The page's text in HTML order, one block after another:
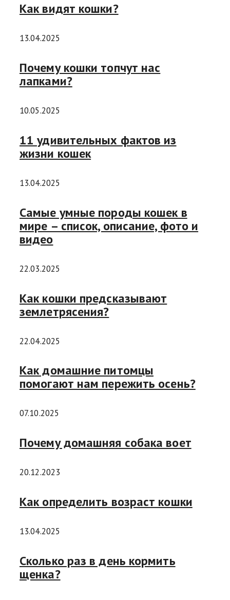
Как видят кошки?
13.04.2025
Почему кошки топчут нас
лапками?
10.05.2025
11 удивительных фактов из
жизни кошек
13.04.2025
Самые умные породы кошек в
мире – список, описание, фото и
видео
22.03.2025
Как кошки предсказывают
землетрясения?
22.04.2025
Как домашние питомцы
помогают нам пережить осень?
07.10.2025
Почему домашняя собака воет
20.12.2023
Как определить возраст кошки
13.04.2025
Сколько раз в день кормить
щенка?